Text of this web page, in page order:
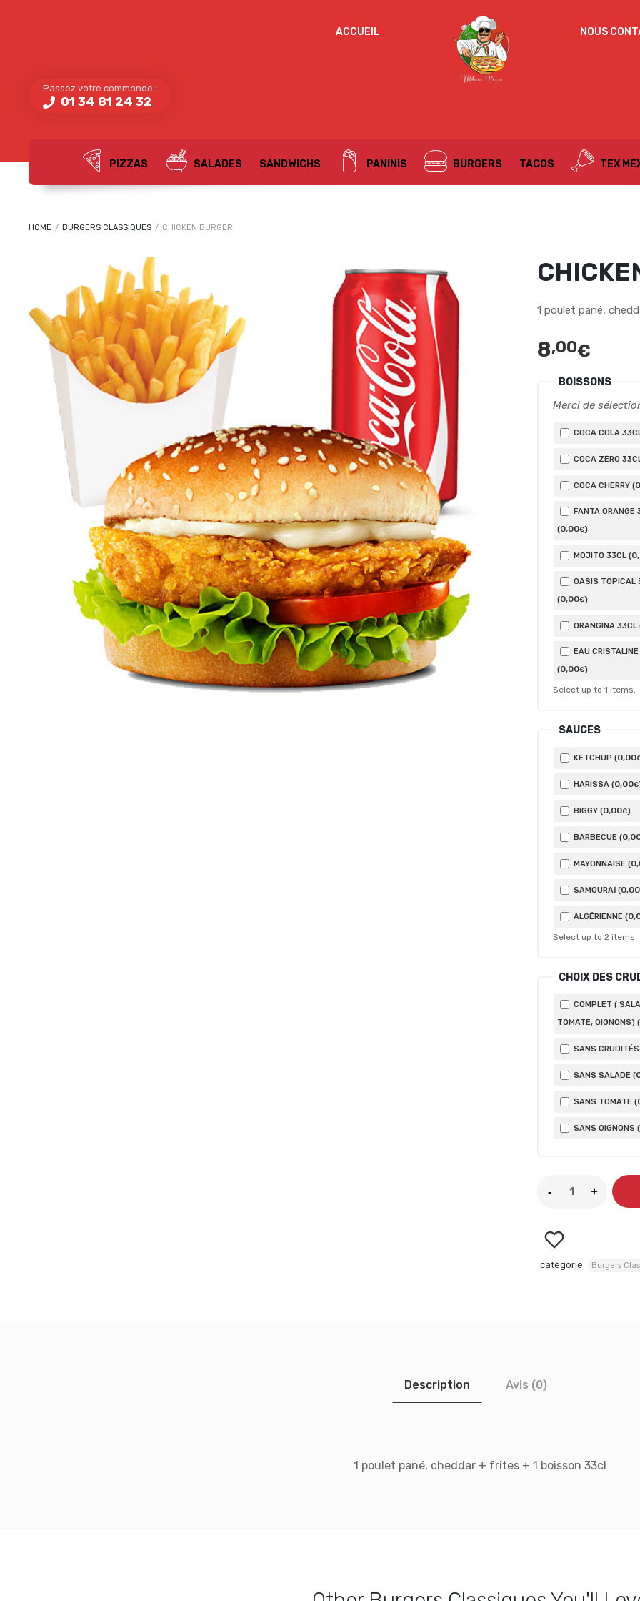
NOUS
ACCUEIL
Passez votre commande :
01 34 81 24 32
Un mot de passe sera envoyé vers votre adresse
S’ENREGISTRER
PIZZAS SALADES SANDWICHS PANINIS BURGERS TACOS TEX
HOME / BURGERS CLASSIQUES / CHICKEN BURGER
1 poulet pané,
8,00€
BOISSONS
Merci de
COCA COLA
COCA ZÉRO
COCA CHERRY (0
FANTA ORANGE
(0,00€)
MOJITO 33CL (0
OASIS TOPICAL
(0,00€)
ORANGINA 33CL
EAU
(0,00€)
Select up to 1 items.
SAUCES
KETCHUP (0,00
HARISSA (0,00€
BIGGY (0,00€)
BARBECUE (0
MAYONNAISE (0
SAMOURAÏ (0,00
ALGÉRIENNE (0
Select up to 2 items.
CHOIX DES
COMPLET (
TOMATE, OIGNONS) (
SANS
SANS SALADE (
SANS TOMATE (
SANS OIGNONS (
catégorie Burgers
Description Avis (0)
1 poulet pané, cheddar + frites + 1 boisson 33cl